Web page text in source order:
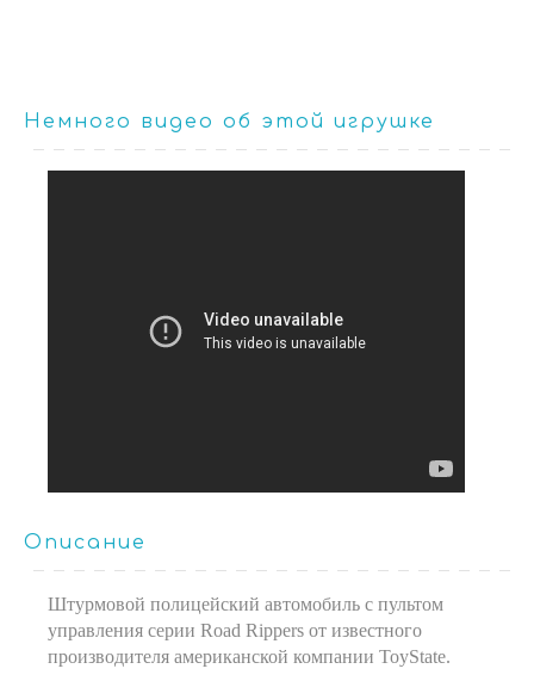
Немного видео об этой игрушке
Описание
Штурмовой полицейский автомобиль с пультом
управления серии Road Rippers от известного
производителя американской компании ToyState.